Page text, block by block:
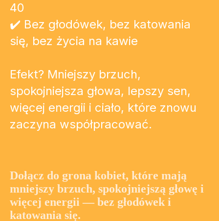
40
✔️ Bez głodówek, bez katowania
się, bez życia na kawie
Efekt? Mniejszy brzuch,
spokojniejsza głowa, lepszy sen,
więcej energii i ciało, które znowu
zaczyna współpracować.
Dołącz do grona kobiet, które mają
mniejszy brzuch, spokojniejszą głowę i
więcej energii — bez głodówek i
katowania się.